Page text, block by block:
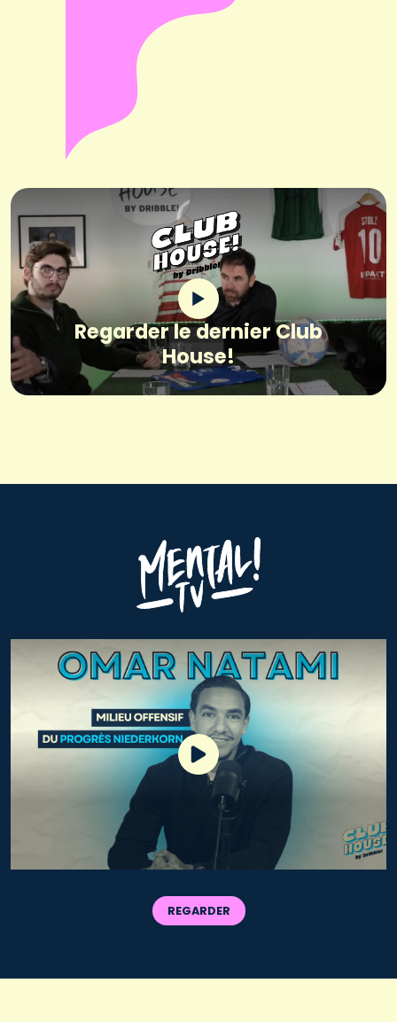
Regarder le dernier Club
House!
REGARDER